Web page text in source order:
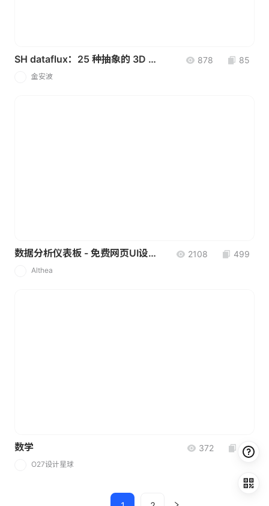
SH dataflux：25 种抽象的 3D 数据｜AI 可视化图形 878 85
金安波
数据分析仪表板 - 免费网页UI设计素材 2108 499
Althea
数学 372 29
O27设计星球